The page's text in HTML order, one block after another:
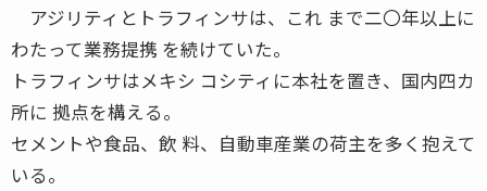
アジリティとトラフィンサは、これ まで二〇年以上に
わたって業務提携 を続けていた。
トラフィンサはメキシ コシティに本社を置き、国内四カ
所に 拠点を構える。
セメントや食品、飲 料、自動車産業の荷主を多く抱えて
いる。